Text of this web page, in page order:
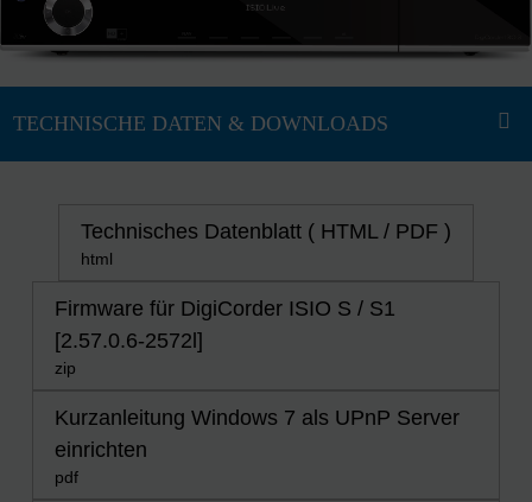
Technisches Datenblatt ( HTML / PDF )
html
Firmware für DigiCorder ISIO S / S1
[2.57.0.6-2572l]
zip
Kurzanleitung Windows 7 als UPnP Server
einrichten
pdf